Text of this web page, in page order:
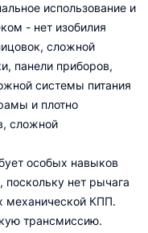
использование и
- нет изобилия
сложной
панели приборов,
системы питания
и плотно
сложной
особых навыков
нет рычага
механической КПП.
трансмиссию.